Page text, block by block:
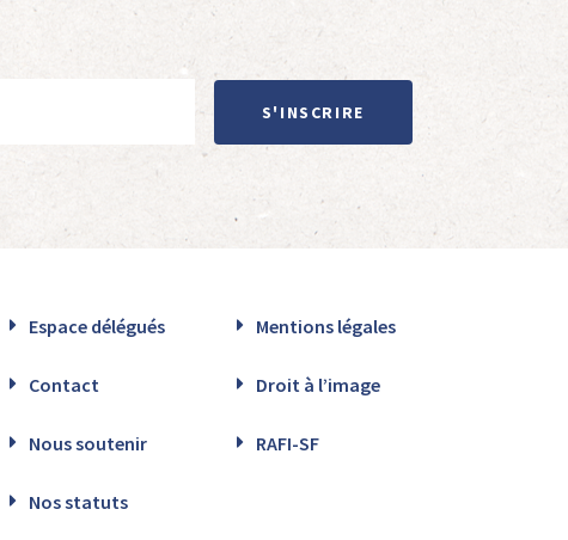
S'INSCRIRE
Espace délégués Mentions légales
Contact Droit à l’image
Nous soutenir RAFI-SF
Nos statuts